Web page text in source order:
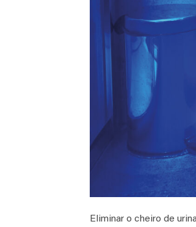
Eliminar o cheiro de